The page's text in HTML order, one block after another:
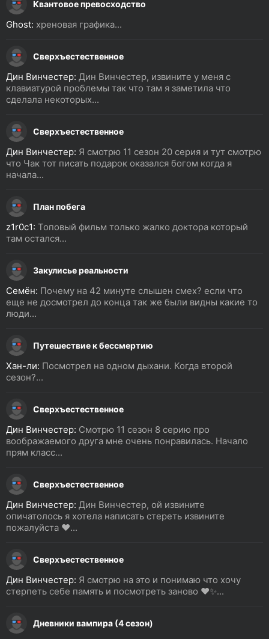
Квантовое превосходство
Ghost: хреновая графика...
Сверхъестественное
Дин Винчестер: Дин Винчестер, извините у меня с
клавиатурой проблемы так что там я заметила что
сделала некоторых...
Сверхъестественное
Дин Винчестер: Я смотрю 11 сезон 20 серия и тут смотрю
что Чак тот писать подарок оказался богом когда я
начала...
План побега
z1r0c1: Топовый фильм только жалко доктора который
там остался...
Закулисье реальности
Семён: Почему на 42 минуте слышен смех? если что
еще не досмотрел до конца так же были видны какие то
люди...
Путешествие к бессмертию
Хан-ли: Посмотрел на одном дыхани. Когда второй
сезон?...
Сверхъестественное
Дин Винчестер: Смотрю 11 сезон 8 серию про
воображаемого друга мне очень понравилась. Начало
прям класс...
Сверхъестественное
Дин Винчестер: Дин Винчестер, ой извините
опичатолось я хотела написать стереть извините
пожалуйста ❤️...
Сверхъестественное
Дин Винчестер: Я смотрю на это и понимаю что хочу
стерпеть себе память и посмотреть заново ❤️✨...
Дневники вампира (4 сезон)